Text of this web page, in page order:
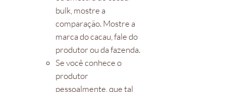
bulk, mostre a
comparação. Mostre a
marca do cacau, fale do
produtor ou da fazenda.
Se você conhece o
produtor
pessoalmente, que tal